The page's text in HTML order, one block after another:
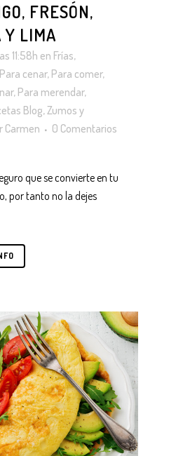
FRESÓN,
Y LIMA
11:58h en Frías,
Para cenar, Para comer,
, Para merendar,
Blog,Zumos y
Carmen
0 Comentarios
que se convierte en tu
por tanto no la dejes